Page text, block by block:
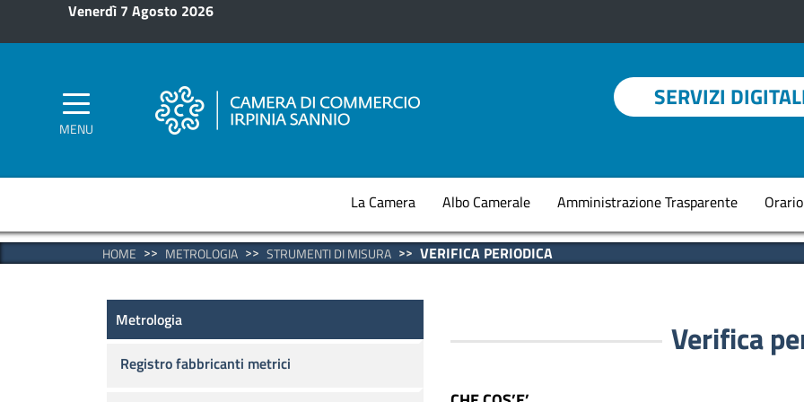
Salta al contenuto principale
Venerdì 7 Agosto 2026
MENU
SERVIZI
Navigazione
La Camera Albo Camerale Amministrazione Trasparente
HOME METROLOGIA STRUMENTI DI MISURA VERIFICA PERIODICA
Metrologia
Metrologia
Registro fabbricanti metrici
Verifica